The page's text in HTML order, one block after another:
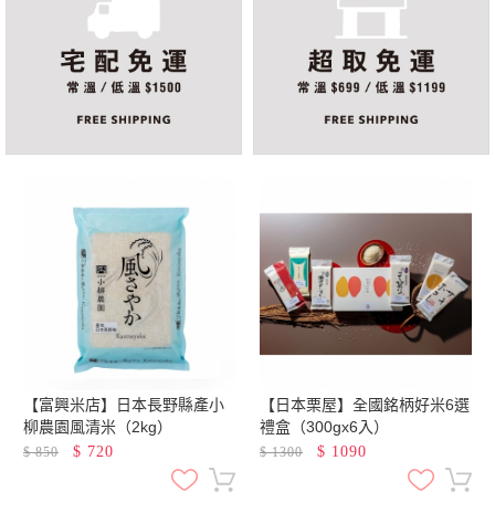
【富興米店】日本長野縣產小
柳農園風清米（2kg）
$850 $ 720
【日本栗屋】全國銘柄好米6選
禮盒（300gx6入）
$1300 $ 1090